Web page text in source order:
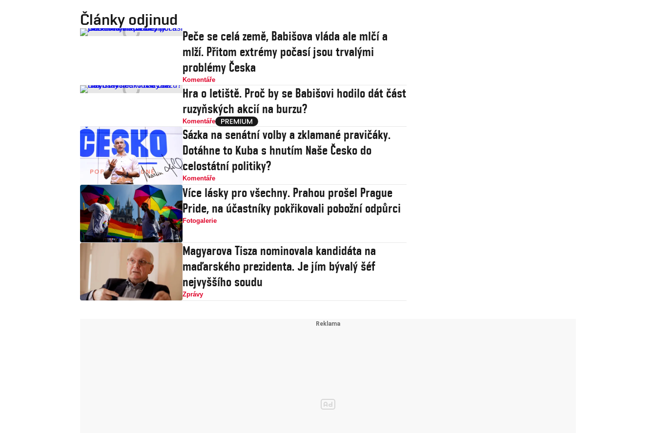
Články odjinud
Peče se celá země, Babišova vláda ale mlčí a
mlží. Přitom extrémy počasí jsou trvalými
problémy Česka
Komentáře
Hra o letiště. Proč by se Babišovi hodilo dát část
ruzyňských akcií na burzu?
Komentáře
Sázka na senátní volby a zklamané pravičáky.
Dotáhne to Kuba s hnutím Naše Česko do
celostátní politiky?
Komentáře
Více lásky pro všechny. Prahou prošel Prague
Pride, na účastníky pokřikovali pobožní odpůrci
Fotogalerie
Magyarova Tisza nominovala kandidáta na
maďarského prezidenta. Je jím bývalý šéf
nejvyššího soudu
Zprávy